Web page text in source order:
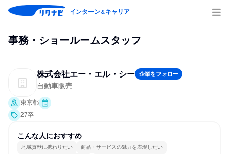
インターン＆キャリア
事務・ショールームスタッフ
株式会社エー・エル・シー 企業をフォロー
自動車販売
東京都
27卒
こんな人におすすめ
地域貢献に携わりたい 商品・サービスの魅力を表現したい